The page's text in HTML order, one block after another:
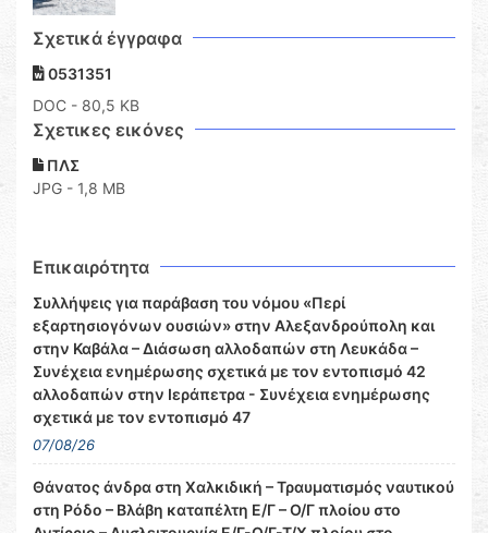
Σχετικά έγγραφα
0531351
DOC - 80,5 KB
Σχετικες εικόνες
ΠΛΣ
JPG - 1,8 MB
Επικαιρότητα
Συλλήψεις για παράβαση του νόμου «Περί
εξαρτησιογόνων ουσιών» στην Αλεξανδρούπολη και
στην Καβάλα – Διάσωση αλλοδαπών στη Λευκάδα –
Συνέχεια ενημέρωσης σχετικά με τον εντοπισμό 42
αλλοδαπών στην Ιεράπετρα - Συνέχεια ενημέρωσης
σχετικά με τον εντοπισμό 47
07/08/26
Θάνατος άνδρα στη Χαλκιδική – Τραυματισμός ναυτικού
στη Ρόδο – Βλάβη καταπέλτη Ε/Γ – Ο/Γ πλοίου στο